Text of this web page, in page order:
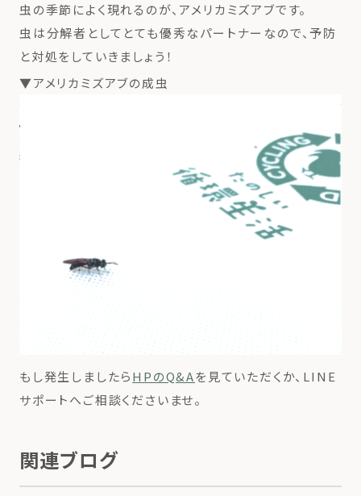
虫の季節によく現れるのが、アメリカミズアブです。
虫は分解者としてとても優秀なパートナー なので、予防
と対処をしていきましょう！
▼アメリカミズアブの成虫
もし発生しましたらHPのQ&Aを見ていただくか、LINE
サポートへご相談くださいませ。
関連ブログ